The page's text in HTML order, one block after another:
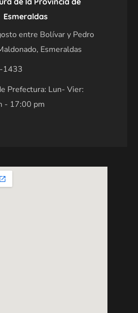
Esmeraldas
entre Bolívar y Pedro
Esmeraldas
1433
Prefectura: Lun- Vier:
- 17:00 pm